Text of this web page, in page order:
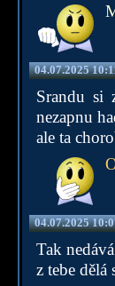
04.07.2025
Srandu si
nezapnu
ale ta
04.07.2025
Tak
z tebe dělá